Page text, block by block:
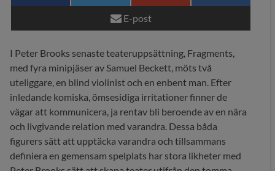
KONTAKT
E-post
I Peter Brooks senaste teateruppsättning, Fragments,
med fyra minipjäser av Samuel Beckett, möts två
uteliggare, en blind violinist och en enbent man. Efter
inledande komiska, ömsesidiga irritationer finner de
vägar att kommunicera, ja rentav bli beroende av en nära
och livgivande relation med varandra. Dessa båda
figurers sätt att upptäcka varandra och tillsammans
definiera en gemensam spelplats har stora likheter med